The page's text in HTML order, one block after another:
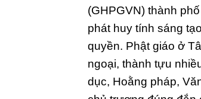
(GHPGVN) thành
phát huy tính sáng
quyền. Phật giáo ở
ngoại, thành tựu
dục, Hoằng pháp,